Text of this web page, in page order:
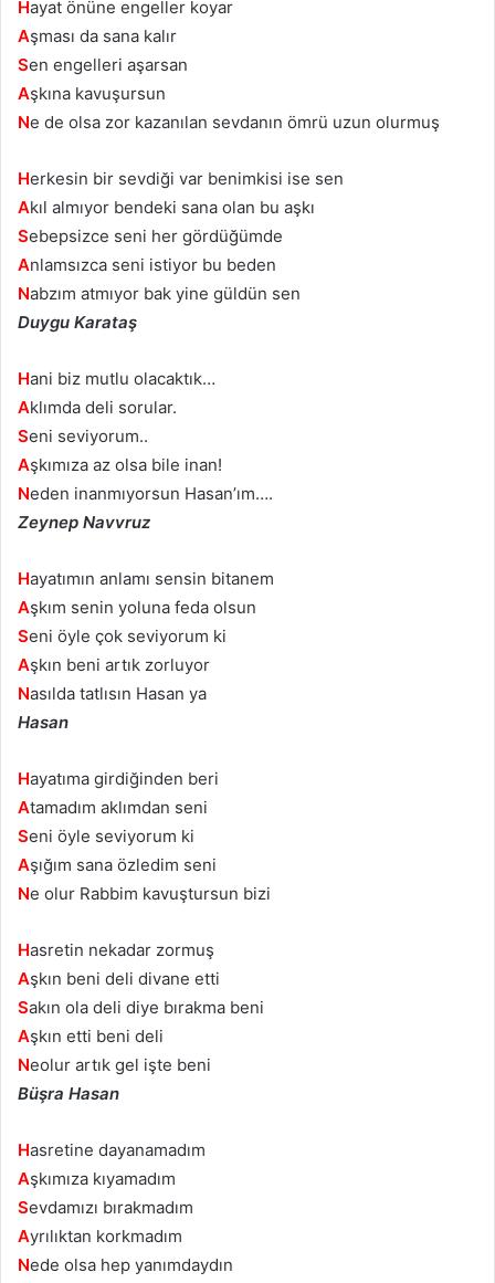
Hayat önüne engeller koyar
Aşması da sana kalır
Sen engelleri aşarsan
Aşkına kavuşursun
Ne de olsa zor kazanılan sevdanın ömrü uzun olurmuş
Herkesin bir sevdiği var benimkisi ise sen
Akıl almıyor bendeki sana olan bu aşkı
Sebepsizce seni her gördüğümde
Anlamsızca seni istiyor bu beden
Nabzım atmıyor bak yine güldün sen
Duygu Karataş
Hani biz mutlu olacaktık…
Aklımda deli sorular.
Seni seviyorum..
Aşkımıza az olsa bile inan!
Neden inanmıyorsun Hasan’ım….
Zeynep Navvruz
Hayatımın anlamı sensin bitanem
Aşkım senin yoluna feda olsun
Seni öyle çok seviyorum ki
Aşkın beni artık zorluyor
Nasılda tatlısın Hasan ya
Hasan
Hayatıma girdiğinden beri
Atamadım aklımdan seni
Seni öyle seviyorum ki
Aşığım sana özledim seni
Ne olur Rabbim kavuştursun bizi
Hasretin nekadar zormuş
Aşkın beni deli divane etti
Sakın ola deli diye bırakma beni
Aşkın etti beni deli
Neolur artık gel işte beni
Büşra Hasan
Hasretine dayanamadım
Aşkımıza kıyamadım
Sevdamızı bırakmadım
Ayrılıktan korkmadım
Nede olsa hep yanımdaydın